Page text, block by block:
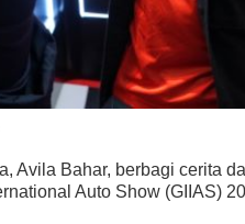
Avila Bahar, berbagi cerita
Auto Show (GIIAS)